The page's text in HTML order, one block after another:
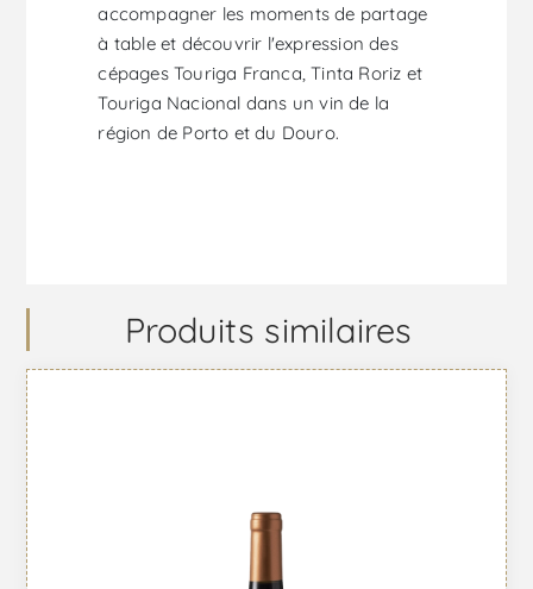
accompagner les moments de partage
à table et découvrir l'expression des
cépages Touriga Franca, Tinta Roriz et
Touriga Nacional dans un vin de la
région de Porto et du Douro.
Produits similaires